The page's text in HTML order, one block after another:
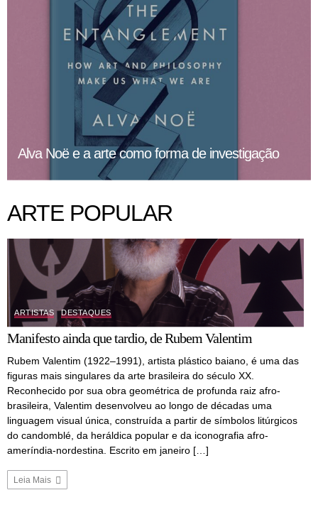
Alva Noë e a arte como forma de investigação
ARTE POPULAR
ARTISTAS DESTAQUES
Manifesto ainda que tardio, de Rubem Valentim
Rubem Valentim (1922–1991), artista plástico baiano, é uma das
figuras mais singulares da arte brasileira do século XX.
Reconhecido por sua obra geométrica de profunda raiz afro-
brasileira, Valentim desenvolveu ao longo de décadas uma
linguagem visual única, construída a partir de símbolos litúrgicos
do candomblé, da heráldica popular e da iconografia afro-
ameríndia-nordestina. Escrito em janeiro […]
Leia Mais